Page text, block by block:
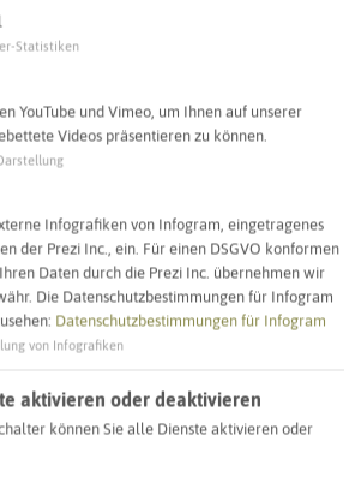
dieses Objekt ein
Recklinghausen
Statistiken
YouTube und Vimeo, um Ihnen auf unserer
Videos präsentieren zu können.
Infografiken von Infogram, eingetragenes
der Prezi Inc., ein. Für einen DSGVO konformen
Daten durch die Prezi Inc. übernehmen wir
Die Datenschutzbestimmungen für Infogram
Datenschutzbestimmungen für Infogram
von Infografiken
aktivieren oder deaktivieren
können Sie alle Dienste aktivieren oder